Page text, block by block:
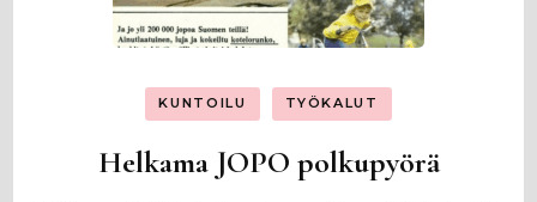
KUNTOILU TYÖKALUT
Helkama JOPO polkupyörä